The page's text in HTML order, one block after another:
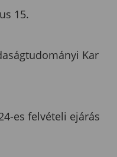
15.
Kar
es felvételi ejárás